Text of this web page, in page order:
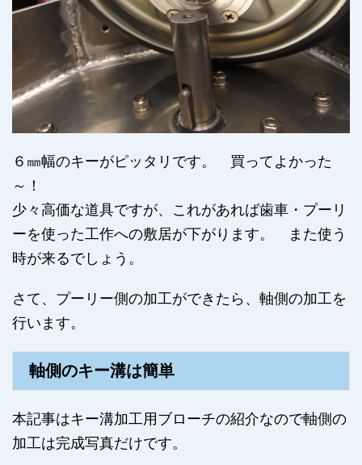
６㎜幅のキーがピッタリです。 買ってよかった
～！
少々高価な道具ですが、これがあれば歯車・プーリ
ーを使った工作への敷居が下がります。 また使う
時が来るでしょう。
さて、プーリー側の加工ができたら、軸側の加工を
行います。
軸側のキー溝は簡単
本記事はキー溝加工用ブローチの紹介なので軸側の
加工は完成写真だけです。